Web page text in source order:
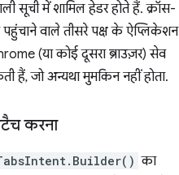
सूची में शामिल हेडर होते हैं. क्रॉस-
वाले तीसरे पक्ष के ऐप्लिकेशन
(या कोई दूसरा ब्राउज़र) सेव
हैं, जो अन्यथा मुमकिन नहीं होता.
करना
का